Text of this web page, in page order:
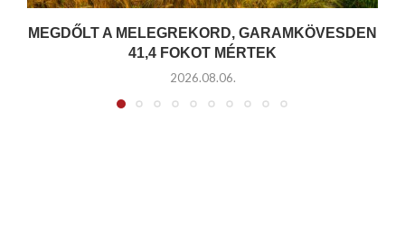
MEGDŐLT A MELEGREKORD, GARAMKÖVESDEN
41,4 FOKOT MÉRTEK
2026.08.06.